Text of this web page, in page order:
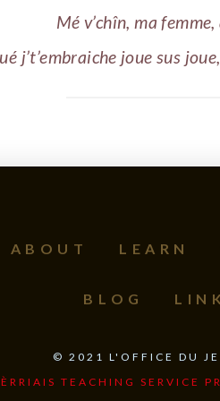
Mé v’chîn, ma
j’t’embraiche joue sus
ABOUT LEARN
BLOG
© 2021
L'OFFICE DU
TEACHING SERVICE